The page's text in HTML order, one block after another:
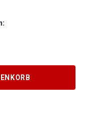
Wert ein oder benutze die